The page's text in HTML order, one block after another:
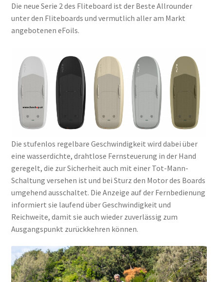
Die neue Serie 2 des Fliteboard ist der Beste Allrounder
unter den Fliteboards und vermutlich aller am Markt
angebotenen eFoils.
Die stufenlos regelbare Geschwindigkeit wird dabei über
eine wasserdichte, drahtlose Fernsteuerung in der Hand
geregelt, die zur Sicherheit auch mit einer Tot-Mann-
Schaltung versehen ist und bei Sturz den Motor des Boards
umgehend ausschaltet. Die Anzeige auf der Fernbedienung
informiert sie laufend über Geschwindigkeit und
Reichweite, damit sie auch wieder zuverlässig zum
Ausgangspunkt zurückkehren können.